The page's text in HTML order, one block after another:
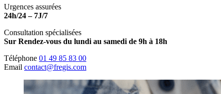
Urgences assurées
24h/24 – 7J/7
Consultation spécialisées
Sur Rendez-vous du lundi au samedi de 9h à 18h
Téléphone 01 49 85 83 00
Email contact@fregis.com